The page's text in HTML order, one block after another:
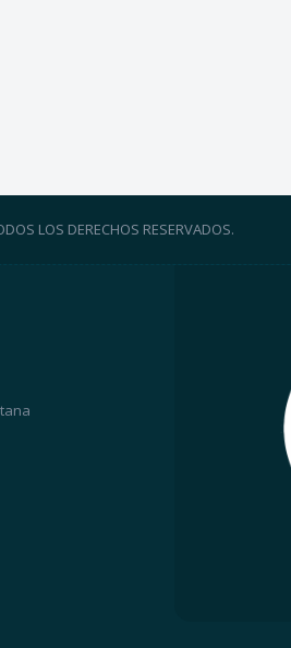
LOS DERECHOS RESERVADOS.